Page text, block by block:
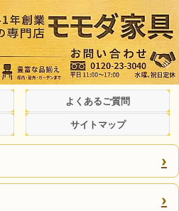
よくあるご質問
サイトマップ
›
›